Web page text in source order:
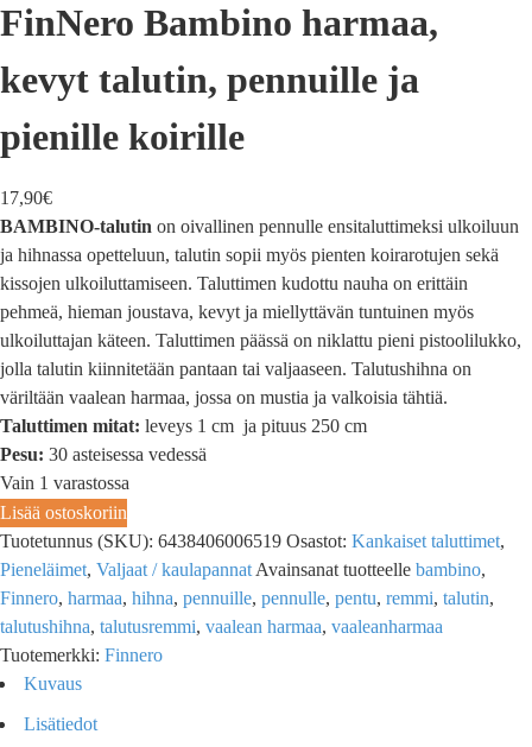
FinNero Bambino harmaa,
kevyt talutin, pennuille ja
pienille koirille
17,90€
BAMBINO-talutin on oivallinen pennulle ensitaluttimeksi ulkoiluun
ja hihnassa opetteluun, talutin sopii myös pienten koirarotujen sekä
kissojen ulkoiluttamiseen. Taluttimen kudottu nauha on erittäin
pehmeä, hieman joustava, kevyt ja miellyttävän tuntuinen myös
ulkoiluttajan käteen. Taluttimen päässä on niklattu pieni pistoolilukko,
jolla talutin kiinnitetään pantaan tai valjaaseen. Talutushihna on
väriltään vaalean harmaa, jossa on mustia ja valkoisia tähtiä.
Taluttimen mitat: leveys 1 cm ja pituus 250 cm
Pesu: 30 asteisessa vedessä
Vain 1 varastossa
Lisää ostoskoriin
Tuotetunnus (SKU): 6438406006519 Osastot: Kankaiset taluttimet,
Pieneläimet, Valjaat / kaulapannat Avainsanat tuotteelle bambino,
Finnero, harmaa, hihna, pennuille, pennulle, pentu, remmi, talutin,
talutushihna, talutusremmi, vaalean harmaa, vaaleanharmaa
Tuotemerkki: Finnero
Kuvaus
Lisätiedot